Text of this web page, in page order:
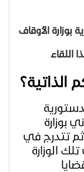
بوزارة الأوقاف
اللقاء
الذاتية؟
بوزارة
ثم تتدرج في
الوزارة